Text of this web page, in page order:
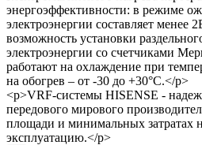
энергоэффективности: в режиме
электроэнергии составляет менее
возможность установки
электроэнергии со счетчиками
работают на охлаждение при
на обогрев – от -30 до +30°C.</p>
<p>VRF-системы HISENSE -
передового мирового
площади и минимальных затратах
эксплуатацию.</p>